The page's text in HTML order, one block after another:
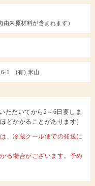
由来原材料が含まれます）
1 (有) 米山
ただいてから2～6日要しま
どかかることがあります）
、冷蔵クール便での発送に
る場合がございます。予め